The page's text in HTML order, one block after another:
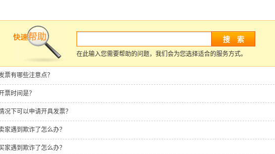
搜 索
在此输入您需要帮助的问题，我们会为您选择适合的服务方式。
票有哪些注意点？
票时间是？
况下可以申请开具发票？
家遇到欺诈了怎么办？
家遇到欺诈了怎么办？